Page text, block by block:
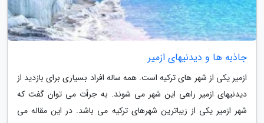
جاذبه ها و دیدنیهای ازمیر
ازمیر یکی از شهر های ترکیه است. همه ساله افراد بسیاری برای بازدید از
دیدنیهای ازمیر راهی این شهر می شوند. به جرأت می توان گفت که
شهر ازمیر یکی از زیباترین شهرهای ترکیه می باشد. در این مقاله می